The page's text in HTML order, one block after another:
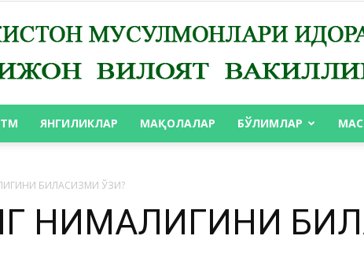
ЯНГИЛИКЛАР МАҚОЛАЛАР БЎЛИМЛАР
БИЛАСИЗМИ ЎЗИ?
НИМАЛИГИНИ